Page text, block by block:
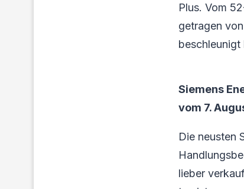
Plus. Vom
getragen
beschleunigt
Siemens
vom 7.
Die neusten
lieber